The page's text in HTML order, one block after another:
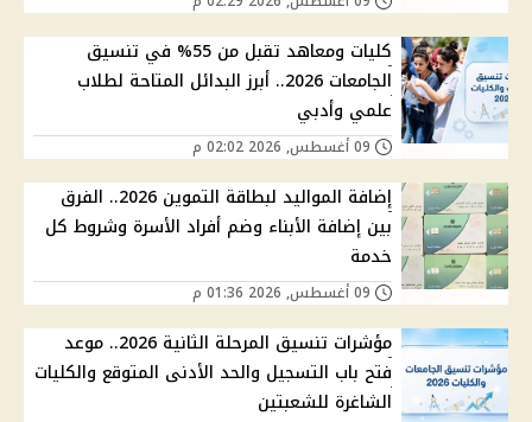
كليات ومعاهد تقبل من 55% في تنسيق
الجامعات 2026.. أبرز البدائل المتاحة لطلاب
علمي وأدبي
إضافة المواليد لبطاقة التموين 2026.. الفرق
بين إضافة الأبناء وضم أفراد الأسرة وشروط كل
خدمة
مؤشرات تنسيق المرحلة الثانية 2026.. موعد
فتح باب التسجيل والحد الأدنى المتوقع والكليات
الشاغرة للشعبتين